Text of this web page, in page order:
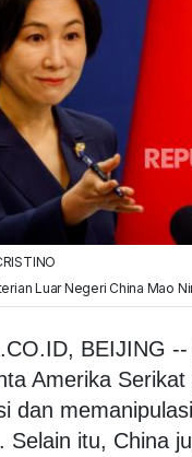
Luar Negeri China Mao
BEIJING
Amerika
dan
Selain itu, China